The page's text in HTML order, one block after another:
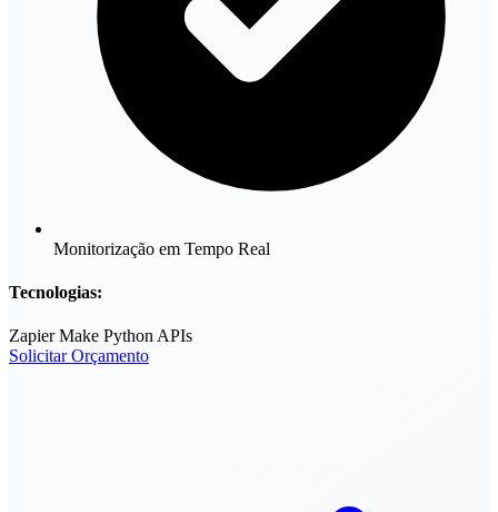
Monitorização em Tempo Real
Tecnologias:
Zapier Make Python APIs
Solicitar Orçamento